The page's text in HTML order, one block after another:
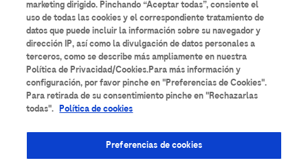
Interpretación Her-2
Dual ISH
marketing dirigido. Pinchando “Aceptar todas”, consiente el
uso de todas las cookies y el correspondiente tratamiento de
datos que puede incluir la información sobre su navegador y
dirección IP, así como la divulgación de datos personales a
terceros, como se describe más ampliamente en nuestra
Política de Privacidad/Cookies.Para más información y
configuración, por favor pinche en "Preferencias de Cookies".
Para retirada de su consentimiento pinche en "Rechazarlas
todas". Política de cookies
Preferencias de cookies